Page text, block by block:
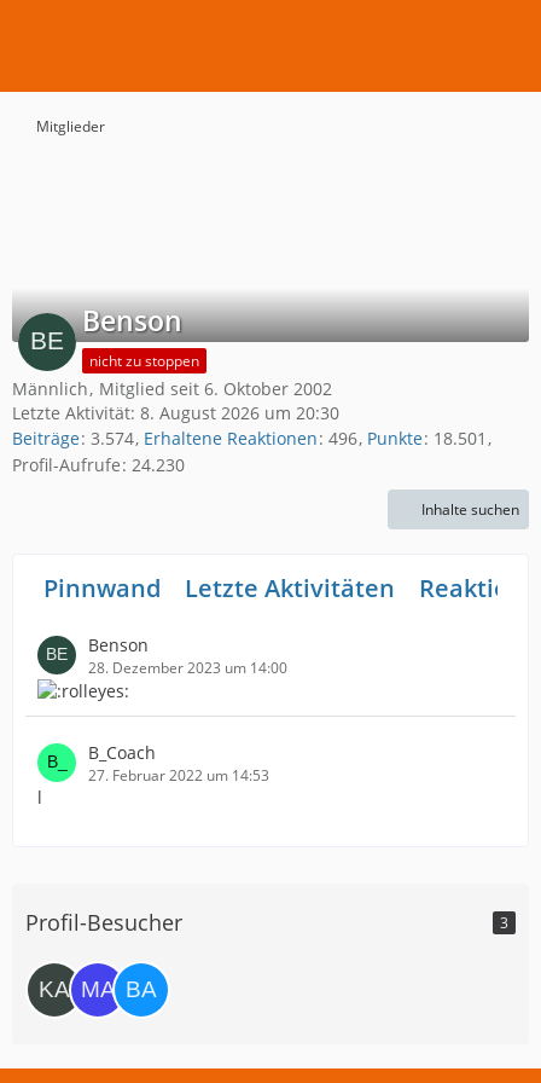
Mitglieder
Benson
nicht zu stoppen
Männlich Mitglied seit 6. Oktober 2002
Letzte Aktivität: 8. August 2026 um 20:30
Beiträge 3.574 Erhaltene Reaktionen 496 Punkte 18.501
Profil-Aufrufe 24.230
Inhalte suchen
Pinnwand Letzte Aktivitäten
Benson
28. Dezember 2023 um 14:00
B_Coach
27. Februar 2022 um 14:53
l
Profil-Besucher 3